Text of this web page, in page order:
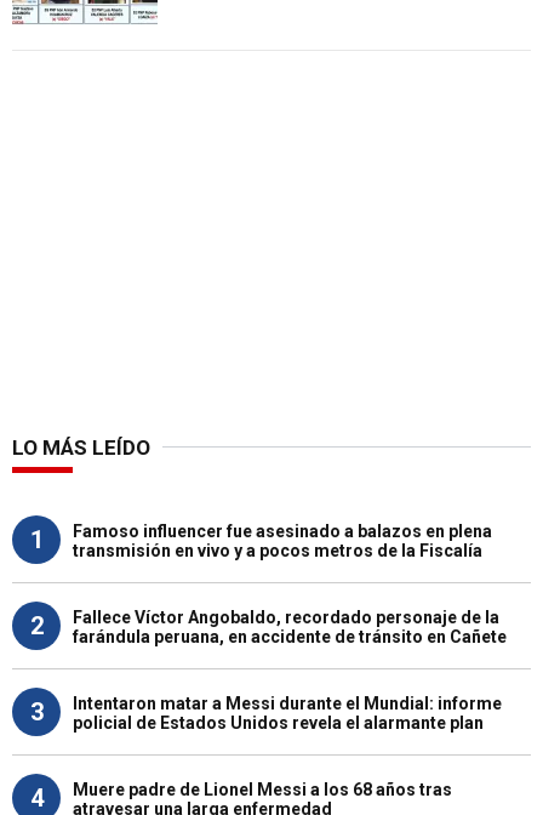
LO MÁS LEÍDO
1
Famoso influencer fue asesinado a balazos en plena
transmisión en vivo y a pocos metros de la Fiscalía
2
Fallece Víctor Angobaldo, recordado personaje de la
farándula peruana, en accidente de tránsito en Cañete
3
Intentaron matar a Messi durante el Mundial: informe
policial de Estados Unidos revela el alarmante plan
4
Muere padre de Lionel Messi a los 68 años tras
atravesar una larga enfermedad